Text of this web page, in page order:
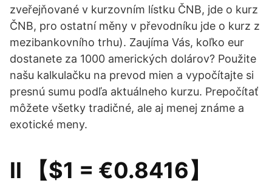
zveřejňované v kurzovním lístku ČNB, jde o kurz
ČNB, pro ostatní měny v převodníku jde o kurz z
mezibankovního trhu). Zaujíma Vás, koľko eur
dostanete za 1000 amerických dolárov? Použite
našu kalkulačku na prevod mien a vypočítajte si
presnú sumu podľa aktuálneho kurzu. Prepočítať
môžete všetky tradičné, ale aj menej známe a
exotické meny.
ll 【$1 = €0.8416】